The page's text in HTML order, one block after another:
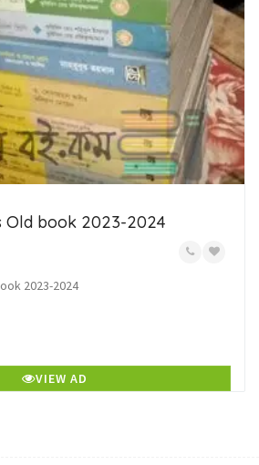
Old book 2023-2024
2023-2024
VIEW AD